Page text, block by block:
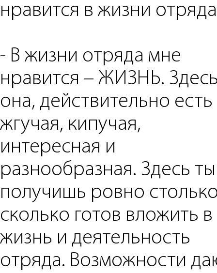
нравится в жизни
- В жизни отряда мне
нравится – ЖИЗНЬ.
она, действительно есть
жгучая, кипучая,
интересная и
разнообразная. Здесь ты
получишь ровно
сколько готов вложить в
жизнь и деятельность
отряда. Возможности